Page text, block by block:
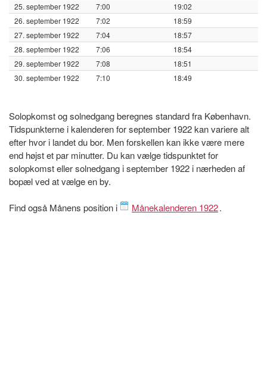
25. september 1922
7:00
19:02
26. september 1922
7:02
18:59
27. september 1922
7:04
18:57
28. september 1922
7:06
18:54
29. september 1922
7:08
18:51
30. september 1922
7:10 18:49
Solopkomst og solnedgang beregnes standard fra København.
Tidspunkterne i kalenderen for september 1922 kan variere alt
efter hvor i landet du bor. Men forskellen kan ikke være mere
end højst et par minutter. Du kan vælge tidspunktet for
solopkomst eller solnedgang i september 1922 i nærheden af
bopæl ved at vælge en by.
Find også Månens position i Månekalenderen 1922.